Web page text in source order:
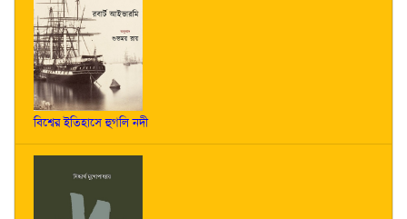
বিশ্বের ইতিহাসে হুগলি নদী